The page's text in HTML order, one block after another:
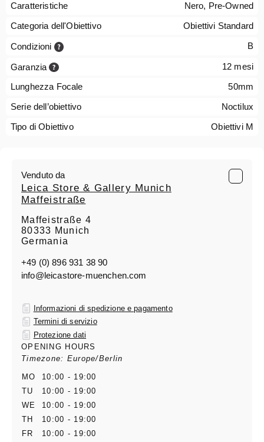
Caratteristiche
Nero, Pre-Owned
Categoria dell'Obiettivo
Obiettivi Standard
Condizioni B
Garanzia 12 mesi
Lunghezza Focale
50mm
Serie dell’obiettivo
Noctilux
Tipo di Obiettivo
Obiettivi M
Venduto da
Leica Store & Gallery Munich
Maffeistraße
Maffeistraße 4
80333 Munich
Germania
+49 (0) 896 931 38 90
info@leicastore-muenchen.com
Informazioni di spedizione e pagamento
Termini di servizio
Protezione dati
OPENING HOURS
Timezone: Europe/Berlin
MO
10:00 - 19:00
TU
10:00 - 19:00
WE
10:00 - 19:00
TH
10:00 - 19:00
FR
10:00 - 19:00